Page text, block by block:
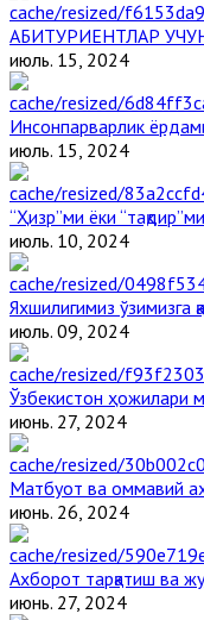
АБИТУРИЕНТЛАР
июль. 15, 2024
Инсонпарварлик
июль. 15, 2024
“Ҳизр”ми ёки
июль. 10, 2024
Яхшилигимиз ўзимизга
июль. 09, 2024
Ўзбекистон ҳожилари
июнь. 27, 2024
Матбуот ва оммавий
июнь. 26, 2024
Ахборот тарқатиш ва
июнь. 27, 2024